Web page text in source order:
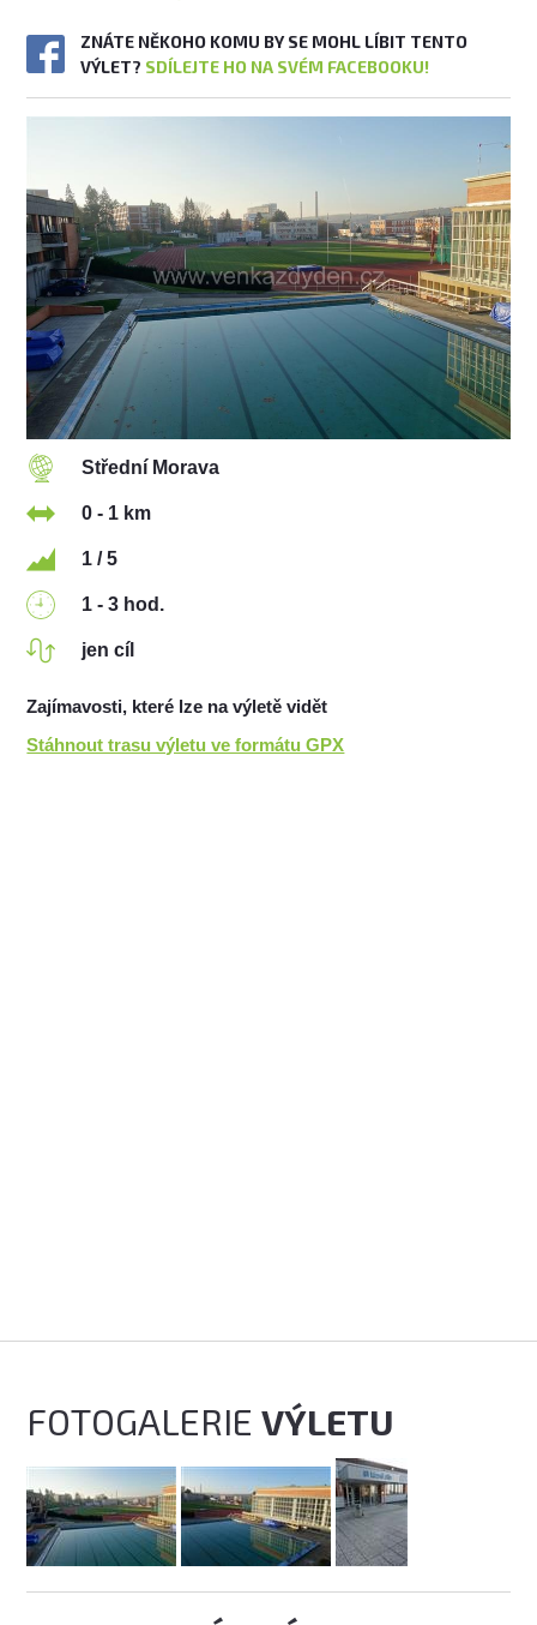
ZNÁTE NĚKOHO KOMU BY SE MOHL LÍBIT TENTO
VÝLET? SDÍLEJTE HO NA SVÉM FACEBOOKU!
Střední Morava
0 - 1 km
1 / 5
1 - 3 hod.
jen cíl
Zajímavosti, které lze na výletě vidět
Stáhnout trasu výletu ve formátu GPX
FOTOGALERIEVÝLETU